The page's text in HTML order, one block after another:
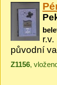
původní
Z1156,